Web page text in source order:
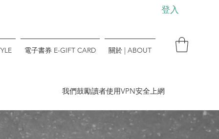
登入
電子書券 E-GIFT CARD 關於 | ABOUT
​我們鼓勵讀者使用VPN安全上網